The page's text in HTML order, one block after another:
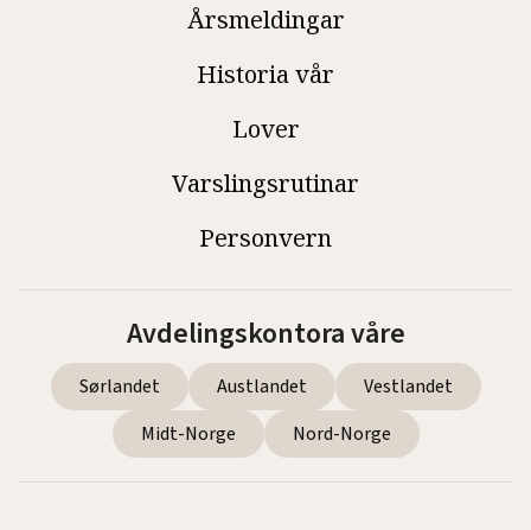
Årsmeldingar
Historia vår
Lover
Varslingsrutinar
Personvern
Avdelingskontora våre
Sørlandet Austlandet
Vestlandet
Midt-Norge
Nord-Norge